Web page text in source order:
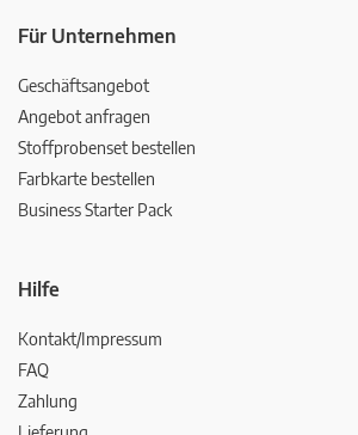
Für Unternehmen
Geschäftsangebot
Angebot anfragen
Stoffprobenset bestellen
Farbkarte bestellen
Business Starter Pack
Hilfe
Kontakt/Impressum
FAQ
Zahlung